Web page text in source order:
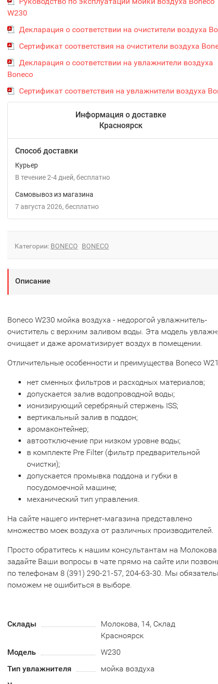
W230
Декларация о соответствии на очистители воздуха
Сертификат соответствия на очистители воздуха
Декларация о соответствии на увлажнители воздуха
Boneco
Сертификат соответствия на увлажнители воздуха
Информация о доставке
Красноярск
Способ доставки
Курьер
В течение2-4 дней Бесплатно
Самовывоз из магазина
7 августа 2026
Бесплатно
Категории: BONECO BONECO
Описание
Boneco W230 мойка воздуха - недорогой увлажнитель-
очиститель с верхним заливом воды. Эта модель
очищает и даже ароматизирует воздух в помещении.
Отличительные особенности и преимущества Boneco
нет сменных фильтров и расходных материалов;
допускается залив водопроводной воды;
ионизирующий серебряный стержень ISS;
вертикальный залив в поддон;
аромаконтейнер;
автоотключение при низком уровне воды;
в комплекте Pre Filter (фильтр предварительной
очистки);
допускается промывка поддона и губки в
посудомоечной машине;
механический тип управления.
На сайте нашего интернет-магазина представлено
множество моек воздуха от различных производителей.
Просто обратитесь к нашим консультантам на Молокова
задайте Ваши вопросы в чате прямо на сайте или
по телефонам 8 (391) 290-21-57, 204-63-30. Мы
поможем не ошибиться в выборе.
Склады
Молокова, 14, Склад
Красноярск
Модель
W230
Тип увлажнителя
мойка воздуха